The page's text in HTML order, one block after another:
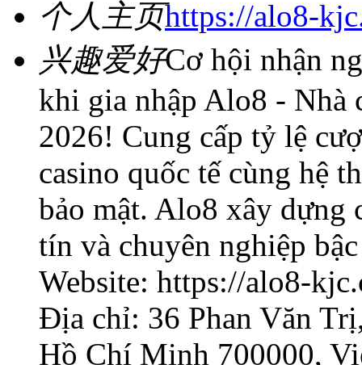
个人主页https://alo8-
兴趣爱好Cơ hội nhận
khi gia nhập Alo8 - Nhà
2026! Cung cấp tỷ lệ
casino quốc tế cùng hệ
bảo mật. Alo8 xây dựng
tín và chuyên nghiệp
Website: https://alo8-
Địa chỉ: 36 Phan Văn
Hồ Chí Minh 700000,